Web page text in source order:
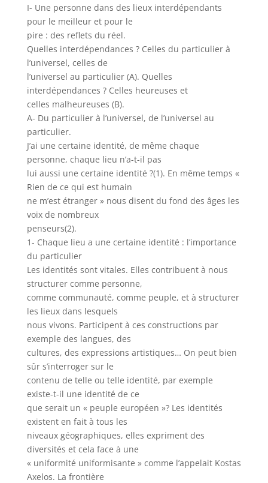
I- Une personne dans des lieux interdépendants
pour le meilleur et pour le
pire : des reflets du réel.
Quelles interdépendances ? Celles du particulier à
l’universel, celles de
l’universel au particulier (A). Quelles
interdépendances ? Celles heureuses et
celles malheureuses (B).
A- Du particulier à l’universel, de l’universel au
particulier.
J’ai une certaine identité, de même chaque
personne, chaque lieu n’a-t-il pas
lui aussi une certaine identité ?(1). En même temps «
Rien de ce qui est humain
ne m’est étranger » nous disent du fond des âges les
voix de nombreux
penseurs(2).
1- Chaque lieu a une certaine identité : l’importance
du particulier
Les identités sont vitales. Elles contribuent à nous
structurer comme personne,
comme communauté, comme peuple, et à structurer
les lieux dans lesquels
nous vivons. Participent à ces constructions par
exemple des langues, des
cultures, des expressions artistiques… On peut bien
sûr s’interroger sur le
contenu de telle ou telle identité, par exemple
existe-t-il une identité de ce
que serait un « peuple européen »? Les identités
existent en fait à tous les
niveaux géographiques, elles expriment des
diversités et cela face à une
« uniformité uniformisante » comme l’appelait Kostas
Axelos. La frontière